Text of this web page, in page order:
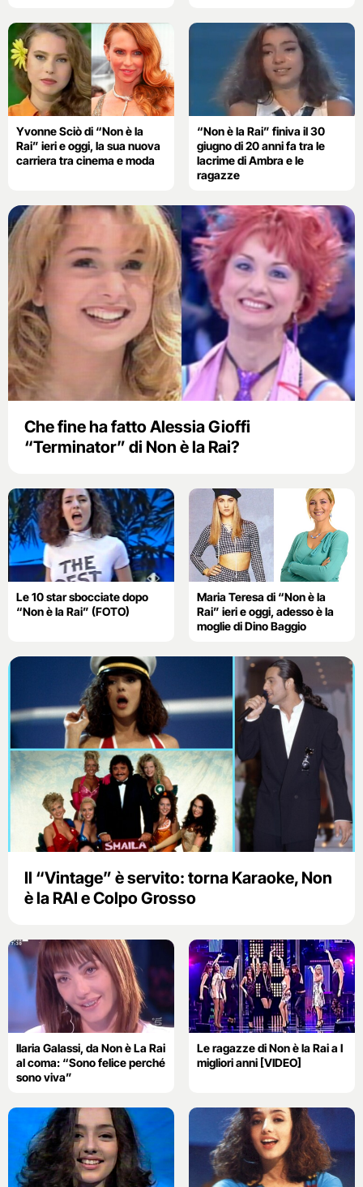
Yvonne Sciò di “Non è la
Rai” ieri e oggi, la sua nuova
carriera tra cinema e moda
“Non è la Rai” finiva il 30
giugno di 20 anni fa tra le
lacrime di Ambra e le
ragazze
Che fine ha fatto Alessia Gioffi
“Terminator” di Non è la Rai?
Le 10 star sbocciate dopo
“Non è la Rai” (FOTO)
Maria Teresa di “Non è la
Rai” ieri e oggi, adesso è la
moglie di Dino Baggio
Il “Vintage” è servito: torna Karaoke, Non
è la RAI e Colpo Grosso
Ilaria Galassi, da Non è La Rai
al coma: “Sono felice perché
sono viva”
Le ragazze di Non è la Rai a I
migliori anni [VIDEO]